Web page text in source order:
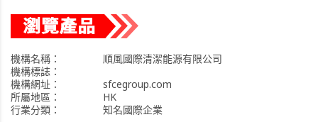
機構名稱：
順風國際清潔能源有限公司
機構標誌：
機構網址：
sfcegroup.com
所屬地區：
HK
行業分類：
知名國際企業